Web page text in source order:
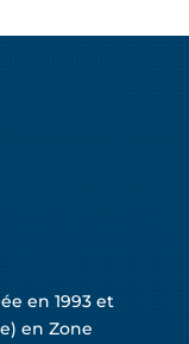
en 1993 et
en Zone